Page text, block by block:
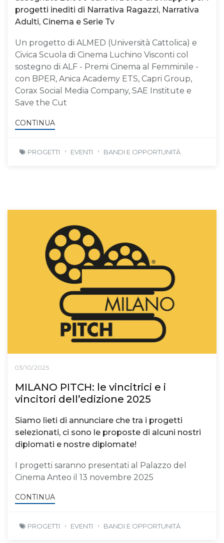
progetti inediti di Narrativa Ragazzi, Narrativa
Adulti, Cinema e Serie Tv
Un progetto di ALMED (Università Cattolica) e
Civica Scuola di Cinema Luchino Visconti col
sostegno di ALF - Premi Cinema al Femminile -
con BPER, Anica Academy ETS, Capri Group,
Corax Social Media Company, SAE Institute e
Save the Cut
CONTINUA
PROGETTI EVENTI BANDI E OPPORTUNITÀ
03/10/2025
MILANO PITCH: le vincitrici e i
vincitori dell’edizione 2025
Siamo lieti di annunciare che tra i progetti
selezionati, ci sono le proposte di alcuni nostri
diplomati e nostre diplomate!
I progetti saranno presentati al Palazzo del
Cinema Anteo il 13 novembre 2025
CONTINUA
PROGETTI EVENTI BANDI E OPPORTUNITÀ